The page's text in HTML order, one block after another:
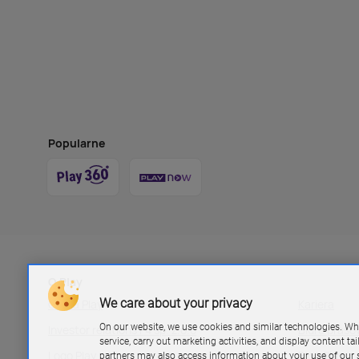
Popularne
O Play
Grupa Play
Investor relations P4 sp. z.o.o
Biuro
Blog Play
We care about your privacy
On our website, we use cookies and similar technologies.
service, carry out marketing activities, and display content
partners may also access information about your use of